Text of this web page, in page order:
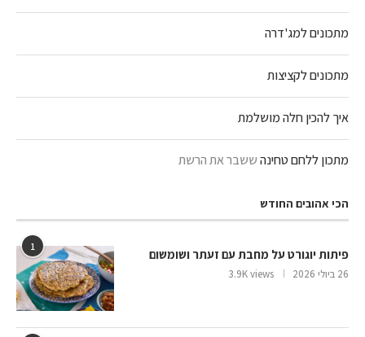
מתכונים למג'דרה
מתכונים לקציצות
איך להכין חלה מושלמת
מתכון ללחם טחינהששבר את הרשת
הכי אהובים החודש
1
פיתות יוגורט על מחבת עם זעתר ושומשום
26 ביולי 2026 3.9K views